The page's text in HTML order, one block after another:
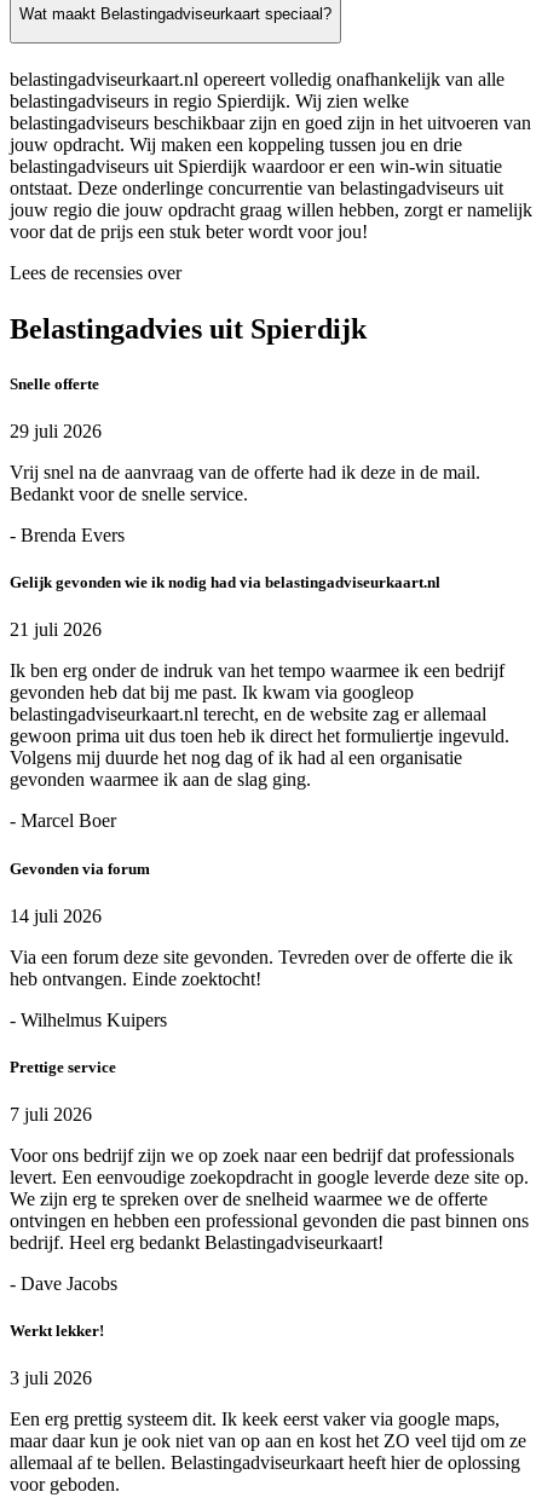
Wat maakt Belastingadviseurkaart speciaal?
belastingadviseurkaart.nl opereert volledig onafhankelijk van alle
belastingadviseurs in regio Spierdijk. Wij zien welke
belastingadviseurs beschikbaar zijn en goed zijn in het uitvoeren van
jouw opdracht. Wij maken een koppeling tussen jou en drie
belastingadviseurs uit Spierdijk waardoor er een win-win situatie
ontstaat. Deze onderlinge concurrentie van belastingadviseurs uit
jouw regio die jouw opdracht graag willen hebben, zorgt er namelijk
voor dat de prijs een stuk beter wordt voor jou!
Lees de recensies over
Belastingadvies uit Spierdijk
Snelle offerte
29 juli 2026
Vrij snel na de aanvraag van de offerte had ik deze in de mail.
Bedankt voor de snelle service.
- Brenda Evers
Gelijk gevonden wie ik nodig had via belastingadviseurkaart.nl
21 juli 2026
Ik ben erg onder de indruk van het tempo waarmee ik een bedrijf
gevonden heb dat bij me past. Ik kwam via googleop
belastingadviseurkaart.nl terecht, en de website zag er allemaal
gewoon prima uit dus toen heb ik direct het formuliertje ingevuld.
Volgens mij duurde het nog dag of ik had al een organisatie
gevonden waarmee ik aan de slag ging.
- Marcel Boer
Gevonden via forum
14 juli 2026
Via een forum deze site gevonden. Tevreden over de offerte die ik
heb ontvangen. Einde zoektocht!
- Wilhelmus Kuipers
Prettige service
7 juli 2026
Voor ons bedrijf zijn we op zoek naar een bedrijf dat professionals
levert. Een eenvoudige zoekopdracht in google leverde deze site op.
We zijn erg te spreken over de snelheid waarmee we de offerte
ontvingen en hebben een professional gevonden die past binnen ons
bedrijf. Heel erg bedankt Belastingadviseurkaart!
- Dave Jacobs
Werkt lekker!
3 juli 2026
Een erg prettig systeem dit. Ik keek eerst vaker via google maps,
maar daar kun je ook niet van op aan en kost het ZO veel tijd om ze
allemaal af te bellen. Belastingadviseurkaart heeft hier de oplossing
voor geboden.